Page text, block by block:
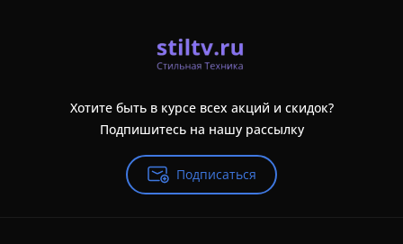
Хотите быть в курсе всех акций и скидок?
Подпишитесь на нашу рассылку
Подписаться